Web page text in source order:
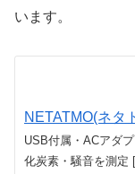
います。
NETATMO(ネタ
USB付属・ACアダ
化炭素・騒音を測定